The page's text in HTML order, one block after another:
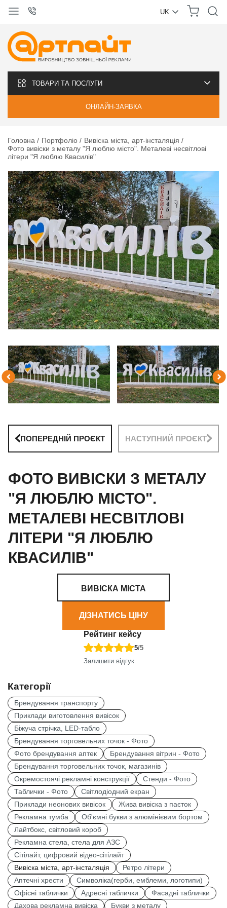
UK
ТОВАРИ ТА ПОСЛУГИ
ОНЛАЙН-ЗАЯВКА
Головна Портфоліо
Вивіска міста, арт-інсталяція
Фото вивіски з металу "Я люблю місто". Металеві несвітлові
літери "Я люблю Квасилів"
ПОПЕРЕДНІЙ ПРОЄКТ НАСТУПНИЙ ПРОЄКТ
ФОТО ВИВІСКИ З МЕТАЛУ
"Я ЛЮБЛЮ МІСТО".
МЕТАЛЕВІ НЕСВІТЛОВІ
ЛІТЕРИ "Я ЛЮБЛЮ
КВАСИЛІВ"
ВИВІСКА МІСТА
ДІЗНАТИСЬ ЦІНУ
Рейтинг кейсу
5/5
Залишити відгук
Категорії
Брендування транспорту
Приклади виготовлення вивісок
Біжуча стрічка, LED-табло
Брендування торговельних точок - Фото
Фото брендування аптек
Брендування вітрин - Фото
Брендування торговельних точок, магазинів
Окремостоячі рекламні конструкції
Стенди - Фото
Таблички - Фото
Світлодіодний екран
Приклади неонових вивісок
Жива вивіска з паєток
Рекламна тумба
Об'ємні букви з алюмінієвим бортом
Лайтбокс, світловий короб
Рекламна стела, стела для АЗС
Сітілайт, цифровий відео-сітілайт
Вивіска міста, арт-інсталяція
Ретро літери
Аптечні хрести
Символіка(герби, емблеми, логотипи)
Офісні таблички
Адресні таблички
Фасадні таблички
Дахова рекламна вивіска
Букви з металу